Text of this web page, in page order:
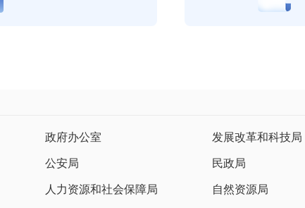
政府办公室 发展改革和科技局
公安局 民政局
人力资源和社会保障局 自然资源局